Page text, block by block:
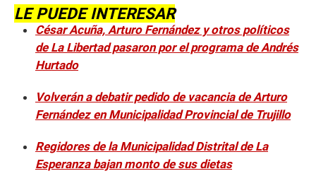
LE PUEDE INTERESAR
César Acuña, Arturo Fernández y otros políticos
de La Libertad pasaron por el programa de Andrés
Hurtado
Volverán a debatir pedido de vacancia de Arturo
Fernández en Municipalidad Provincial de Trujillo
Regidores de la Municipalidad Distrital de La
Esperanza bajan monto de sus dietas